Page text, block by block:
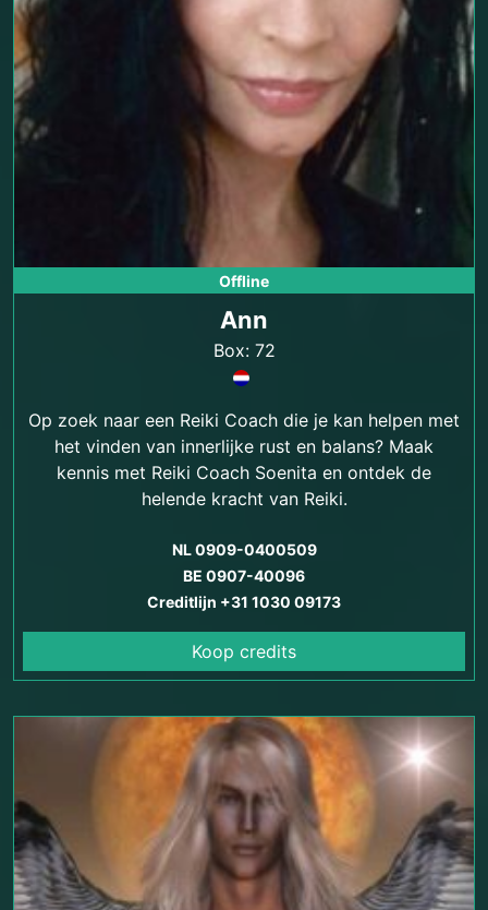
Offline
Ann
Box: 72
Op zoek naar een Reiki Coach die je kan helpen met
het vinden van innerlijke rust en balans? Maak
kennis met Reiki Coach Soenita en ontdek de
helende kracht van Reiki.
NL 0909-0400509
BE 0907-40096
Creditlijn +31 1030 09173
Koop credits